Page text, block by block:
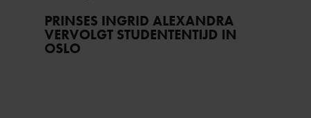
PRINSES INGRID ALEXANDRA
VERVOLGT STUDENTENTIJD IN
OSLO